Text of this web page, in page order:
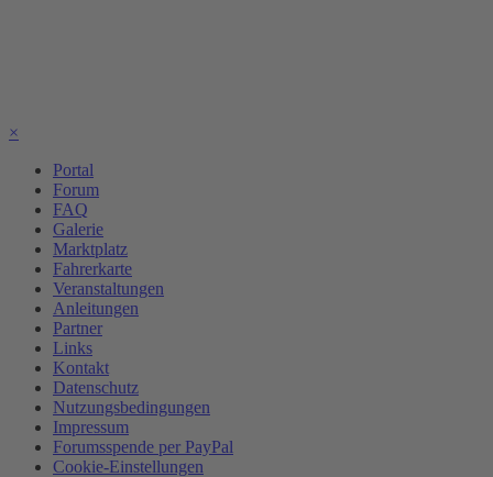
×
Portal
Forum
FAQ
Galerie
Marktplatz
Fahrerkarte
Veranstaltungen
Anleitungen
Partner
Links
Kontakt
Datenschutz
Nutzungsbedingungen
Impressum
Forumsspende per PayPal
Cookie-Einstellungen